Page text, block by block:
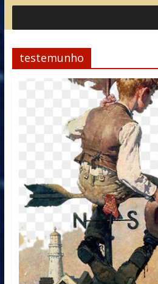
testemunho